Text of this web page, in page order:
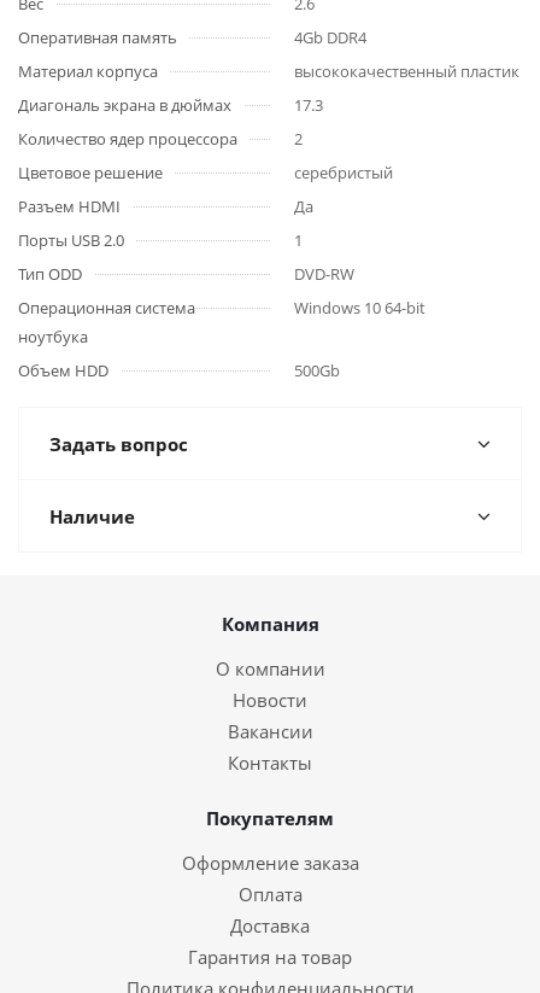
Оперативная память
4Gb DDR4
Материал корпуса
высококачественный пластик
Диагональ экрана в дюймах
17.3
Количество ядер процессора
2
Цветовое решение
серебристый
Разъем HDMI
Да
Порты USB 2.0
1
Тип ODD
DVD-RW
Операционная система
ноутбука
Windows 10 64-bit
Объем HDD 500Gb
Задать вопрос
Наличие
Компания
О компании
Новости
Вакансии
Контакты
Покупателям
Оформление заказа
Оплата
Доставка
Гарантия на товар
Политика конфиденциальности